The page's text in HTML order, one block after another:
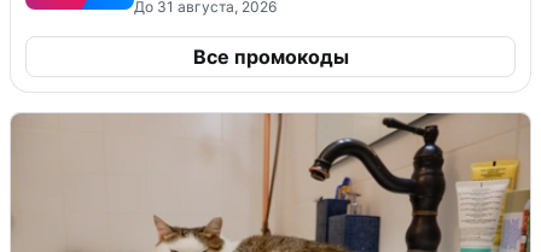
До 31 августа, 2026
Все промокоды